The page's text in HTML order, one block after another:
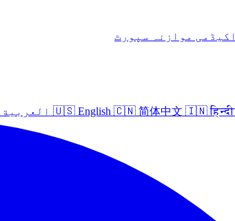
اکیڈمی موازنہ سپورٹ
🇺🇸 English 🇨🇳 简体中文 🇮🇳 हिन्दी العربية